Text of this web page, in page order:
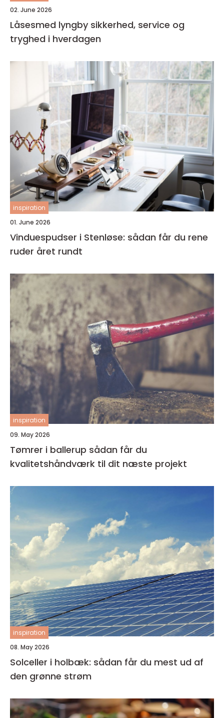
02. June 2026
Låsesmed lyngby sikkerhed, service og
tryghed i hverdagen
inspiration
01. June 2026
Vinduespudser i Stenløse: sådan får du rene
ruder året rundt
inspiration
09. May 2026
Tømrer i ballerup sådan får du
kvalitetshåndværk til dit næste projekt
inspiration
08. May 2026
Solceller i holbæk: sådan får du mest ud af
den grønne strøm